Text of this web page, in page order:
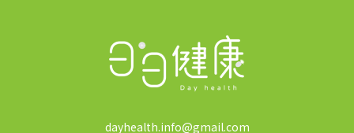
dayhealth.info@gmail.com